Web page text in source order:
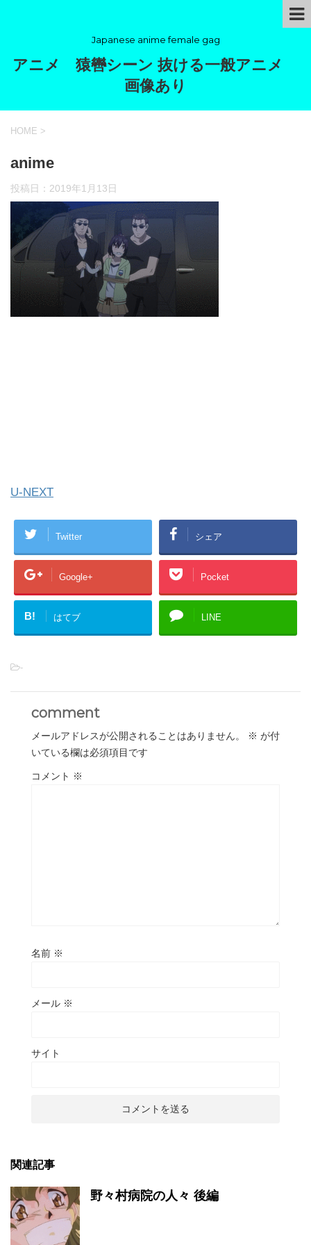
Japanese anime female gag
アニメ 猿轡シーン 抜ける一般アニメ
画像あり
HOME >
anime
投稿日： 2019年1月13日
U-NEXT
Twitter シェア
Google+ Pocket
B! はてブ LINE
-
comment
メールアドレスが公開されることはありません。 ※ が付
いている欄は必須項目です
コメント ※
名前 ※
メール ※
サイト
関連記事
野々村病院の人々 後編